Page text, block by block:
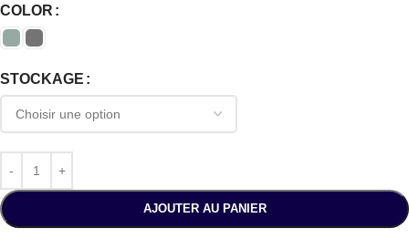
COLOR
STOCKAGE
AJOUTER AU PANIER